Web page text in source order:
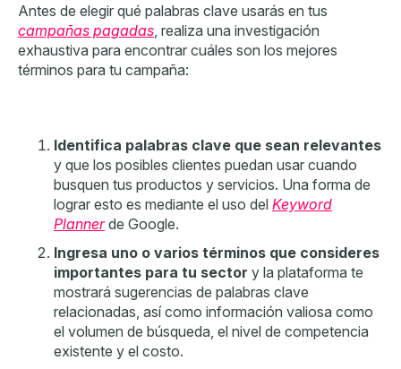
Antes de elegir qué palabras clave usarás en tus
campañas pagadas realiza una investigación
exhaustiva para encontrar cuáles son los mejores
términos para tu campaña:
Identifica palabras clave que sean relevantes
y que los posibles clientes puedan usar cuando
busquen tus productos y servicios. Una forma de
lograr esto es mediante el uso del Keyword
Plannerde Google.
Ingresa uno o varios términos que consideres
importantes para tu sector y la plataforma te
mostrará sugerencias de palabras clave
relacionadas, así como información valiosa como
el volumen de búsqueda, el nivel de competencia
existente y el costo.